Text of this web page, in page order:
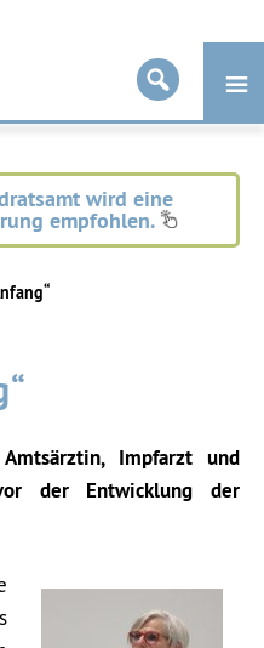
wird eine
empfohlen.
Impfarzt und
der Entwicklung der